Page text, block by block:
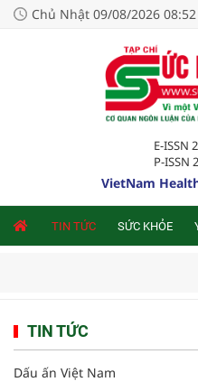
Chủ Nhật 09/08/2026 08:52
E-ISSN
P-ISSN
VietNam
TIN TỨC SỨC KHỎE
TIN TỨC
Dấu ấn Việt Nam